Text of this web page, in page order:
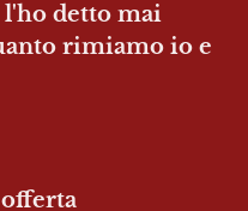
detto mai
rimiamo io e
offerta